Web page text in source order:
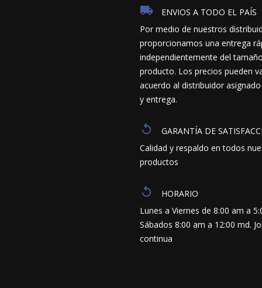
ENVIOS A TODO EL PAÍS
Por medio de nuestros
proporcionamos una entrega
independientemente del
producto. Los precios pueden
acuerdo al distribuidor
y entrega.
GARANTÍA DE
Calidad y respaldo en todos
productos
HORARIO
Lunes a Viernes de 8:00 am a
Sábados 8:00 am a 12:00 md.
continua